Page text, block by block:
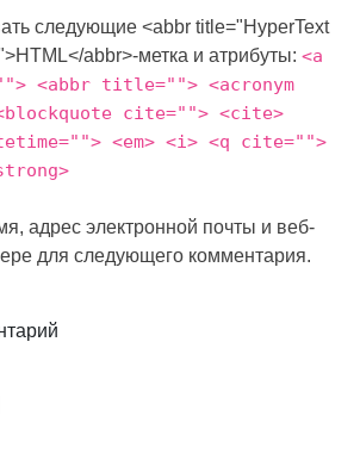
следующие <abbr title="HyperText
abbr>-метка и атрибуты: <a
<abbr title=""> <acronym
cite=""> <cite>
<em> <i> <q cite="">
адрес электронной почты и веб-
для следующего комментария.